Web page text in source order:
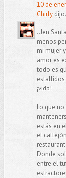
10 de
Chirly
..Jen
menos
mi mujer
amor es
todo es
estallidos
¡vida!
Lo que
estás en
el
Donde
entre el